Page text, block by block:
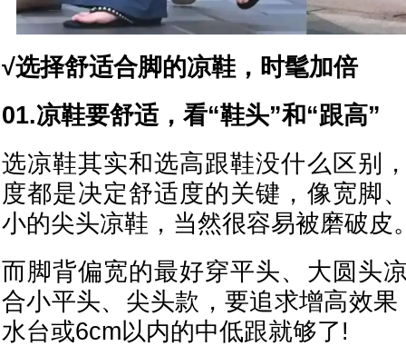
√选择舒适合脚的凉鞋，时髦加倍
01.凉鞋要舒适，看“鞋头”和“跟高”
选凉鞋其实和选高跟鞋没什么区别
度都是决定舒适度的关键，像宽脚
小的尖头凉鞋，当然很容易被磨破皮
而脚背偏宽的最好穿平头、大圆头
合小平头、尖头款，要追求增高效
水台或6cm以内的中低跟就够了!